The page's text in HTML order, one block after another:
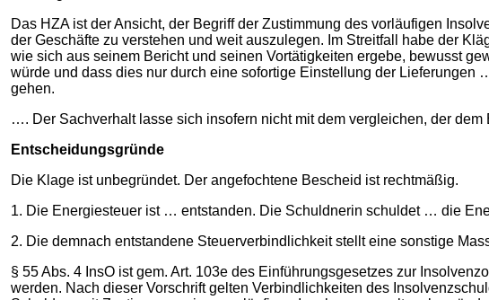
Das HZA ist der Ansicht, der Begriff der Zustimmung des vorläufigen
der Geschäfte zu verstehen und weit auszulegen. Im Streitfall habe der
wie sich aus seinem Bericht und seinen Vortätigkeiten ergebe, bewusst
würde und dass dies nur durch eine sofortige Einstellung der
gehen.
…. Der Sachverhalt lasse sich insofern nicht mit dem vergleichen, der
Entscheidungsgründe
Die Klage ist unbegründet. Der angefochtene Bescheid ist rechtmäßig.
1. Die Energiesteuer ist … entstanden. Die Schuldnerin schuldet … die
2. Die demnach entstandene Steuerverbindlichkeit stellt eine sonstige
§ 55 Abs. 4 InsO ist gem. Art. 103e des Einführungsgesetzes zur
werden. Nach dieser Vorschrift gelten Verbindlichkeiten des